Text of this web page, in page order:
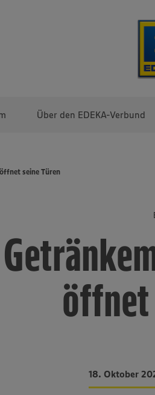
Über den EDEKA-Verbund
seine Türen
öffnet
18. Oktober